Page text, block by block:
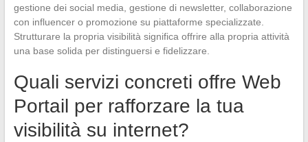
gestione dei social media, gestione di newsletter, collaborazione
con influencer o promozione su piattaforme specializzate.
Strutturare la propria visibilità significa offrire alla propria attività
una base solida per distinguersi e fidelizzare.
Quali servizi concreti offre Web
Portail per rafforzare la tua
visibilità su internet?